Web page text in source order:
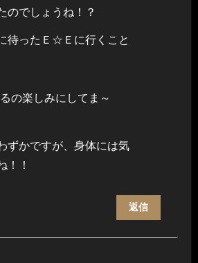
のでしょうね！？
待ったＥ☆Ｅに行くこと
の楽しみにしてま～
ずかですが、身体には気
！！
返信